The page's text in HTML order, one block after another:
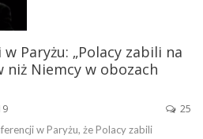
Paryżu: „Polacy zabili na
niż Niemcy w obozach
25
w Paryżu, że Polacy zabili